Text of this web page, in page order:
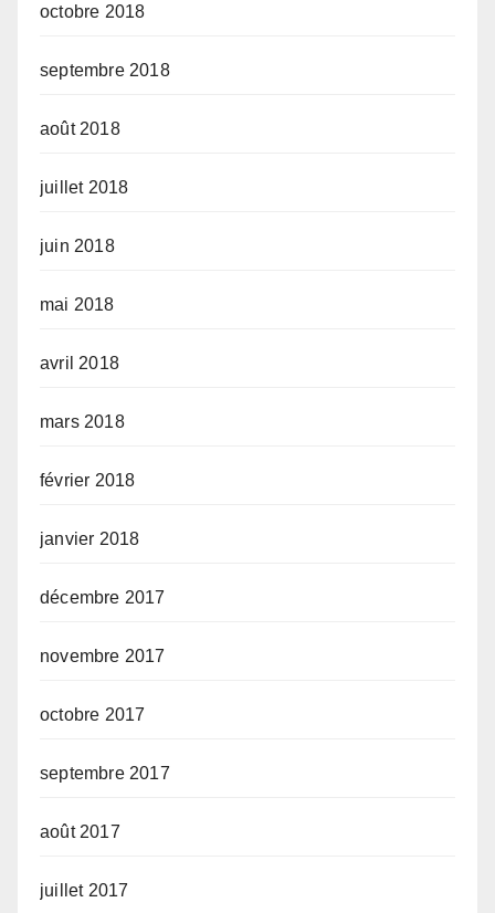
octobre 2018
septembre 2018
août 2018
juillet 2018
juin 2018
mai 2018
avril 2018
mars 2018
février 2018
janvier 2018
décembre 2017
novembre 2017
octobre 2017
septembre 2017
août 2017
juillet 2017